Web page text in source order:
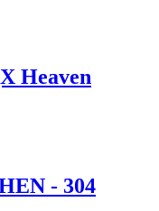
Heaven
- 304